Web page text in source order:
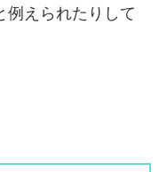
例えられたりして